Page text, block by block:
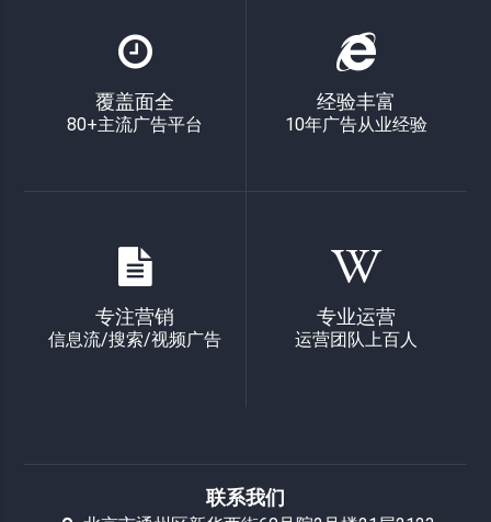
覆盖面全
80+主流广告平台
经验丰富
10年广告从业经验
专注营销
信息流/搜索/视频广告
专业运营
运营团队上百人
联系我们